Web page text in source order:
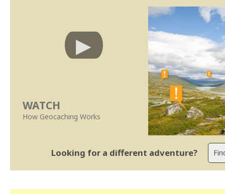
WATCH
How Geocaching Works
Looking for a different adventure?